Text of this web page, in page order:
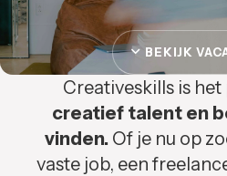
BEKIJK
Creativeskills is
creatief talent en
vinden. Of je nu op
vaste job, een